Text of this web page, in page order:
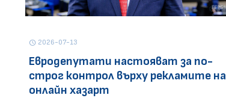
schedule 2026-07-13
Евродепутати настояват за по-
строг контрол върху рекламите на
онлайн хазарт